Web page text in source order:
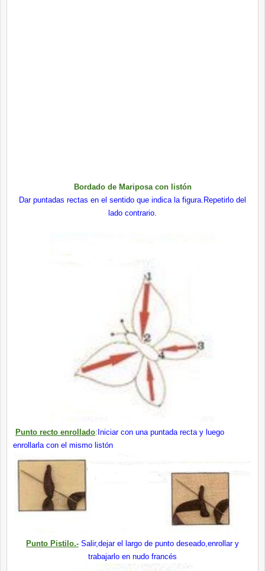
Bordado de Mariposa con listón
Dar puntadas rectas en el sentido que indica la figura.Repetirlo del
lado contrario.
Punto recto enrollado: Iniciar con una puntada recta y luego
enrollarla con el mismo listón
Punto Pistilo.- Salir,dejar el largo de punto deseado,enrollar y
trabajarlo en nudo francés